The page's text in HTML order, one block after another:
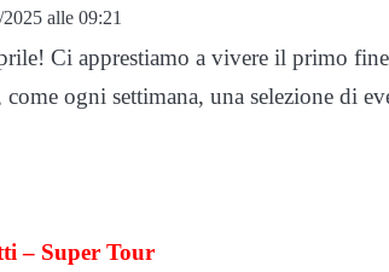
2025 alle 09:21
Ci apprestiamo a vivere il primo
ogni settimana, una selezione di
– Super Tour